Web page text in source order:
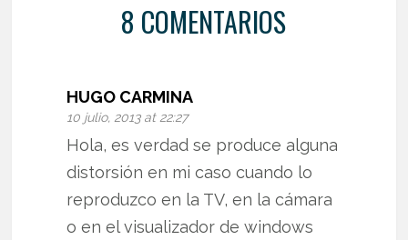
8 COMENTARIOS
HUGO CARMINA
10 julio, 2013 at 22:27
Hola, es verdad se produce alguna
distorsión en mi caso cuando lo
reproduzco en la TV, en la cámara
o en el visualizador de windows